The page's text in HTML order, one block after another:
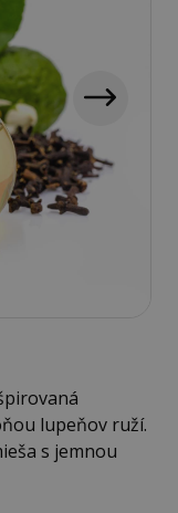
lupeňov ruží.
s jemnou